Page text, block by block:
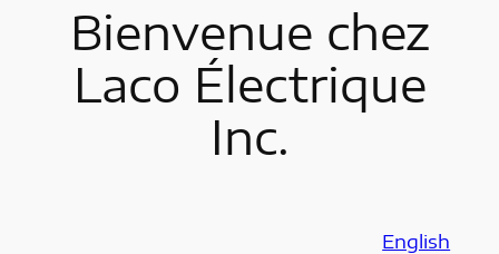
Bienvenue chez
Laco Électrique
Inc.
English